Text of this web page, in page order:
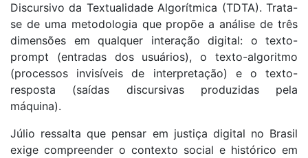
Discursivo da Textualidade Algorítmica (TDTA). Trata-
se de uma metodologia que propõe a análise de três
dimensões em qualquer interação digital: o texto-
prompt (entradas dos usuários), o texto-algoritmo
(processos invisíveis de interpretação) e o texto-
resposta (saídas discursivas produzidas pela
máquina).
Júlio ressalta que pensar em justiça digital no Brasil
exige compreender o contexto social e histórico em